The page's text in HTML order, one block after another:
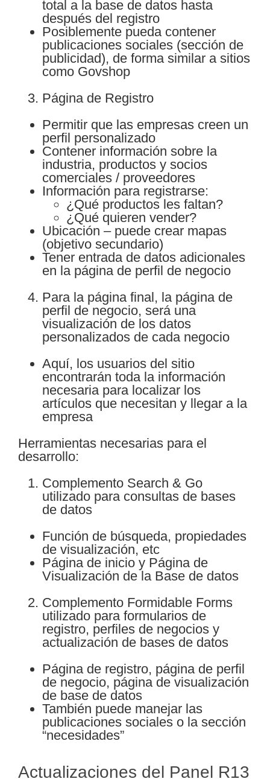
total a la base de datos hasta
después del registro
Posiblemente pueda contener
publicaciones sociales (sección de
publicidad), de forma similar a sitios
como Govshop
Página de Registro
Permitir que las empresas creen un
perfil personalizado
Contener información sobre la
industria, productos y socios
comerciales / proveedores
Información para registrarse:
¿Qué productos les faltan?
¿Qué quieren vender?
Ubicación – puede crear mapas
(objetivo secundario)
Tener entrada de datos adicionales
en la página de perfil de negocio
Para la página final, la página de
perfil de negocio, será una
visualización de los datos
personalizados de cada negocio
Aquí, los usuarios del sitio
encontrarán toda la información
necesaria para localizar los
artículos que necesitan y llegar a la
empresa
Herramientas necesarias para el
desarrollo:
Complemento Search & Go
utilizado para consultas de bases
de datos
Función de búsqueda, propiedades
de visualización, etc
Página de inicio y Página de
Visualización de la Base de datos
Complemento Formidable Forms
utilizado para formularios de
registro, perfiles de negocios y
actualización de bases de datos
Página de registro, página de perfil
de negocio, página de visualización
de base de datos
También puede manejar las
publicaciones sociales o la sección
“necesidades”
Actualizaciones del Panel R13